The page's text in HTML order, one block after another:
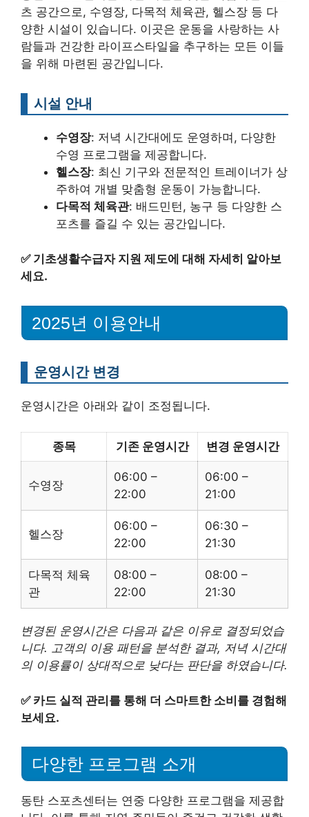
츠 공간으로, 수영장, 다목적 체육관, 헬스장 등 다
양한 시설이 있습니다. 이곳은 운동을 사랑하는 사
람들과 건강한 라이프스타일을 추구하는 모든 이들
을 위해 마련된 공간입니다.
시설 안내
수영장: 저녁 시간대에도 운영하며, 다양한
수영 프로그램을 제공합니다.
헬스장: 최신 기구와 전문적인 트레이너가 상
주하여 개별 맞춤형 운동이 가능합니다.
다목적 체육관: 배드민턴, 농구 등 다양한 스
포츠를 즐길 수 있는 공간입니다.
✅ 기초생활수급자 지원 제도에 대해 자세히 알아보
세요.
2025년 이용안내
운영시간 변경
운영시간은 아래와 같이 조정됩니다.
종목 기존 운영시간 변경 운영시간
수영장
06:00 –
22:00
06:00 –
21:00
헬스장
06:00 –
22:00
06:30 –
21:30
다목적 체육
관
08:00 –
22:00
08:00 –
21:30
변경된 운영시간은 다음과 같은 이유로 결정되었습
니다. 고객의 이용 패턴을 분석한 결과, 저녁 시간대
의 이용률이 상대적으로 낮다는 판단을 하였습니다.
✅ 카드 실적 관리를 통해 더 스마트한 소비를 경험해
보세요.
다양한 프로그램 소개
동탄 스포츠센터는 연중 다양한 프로그램을 제공합